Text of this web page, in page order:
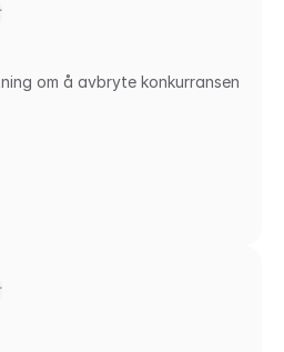
om å avbryte konkurransen